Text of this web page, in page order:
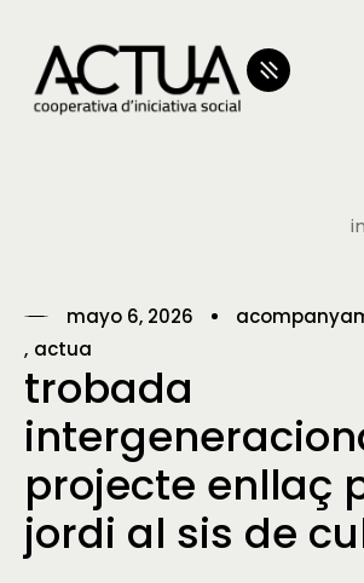
mayo 6, 2026
actua
trobada
projecte enllaç
jordi al sis de